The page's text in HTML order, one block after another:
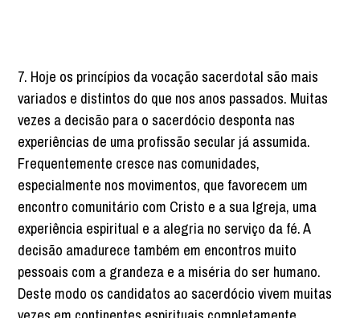
7. Hoje os princípios da vocação sacerdotal são mais
variados e distintos do que nos anos passados. Muitas
vezes a decisão para o sacerdócio desponta nas
experiências de uma profissão secular já assumida.
Frequentemente cresce nas comunidades,
especialmente nos movimentos, que favorecem um
encontro comunitário com Cristo e a sua Igreja, uma
experiência espiritual e a alegria no serviço da fé. A
decisão amadurece também em encontros muito
pessoais com a grandeza e a miséria do ser humano.
Deste modo os candidatos ao sacerdócio vivem muitas